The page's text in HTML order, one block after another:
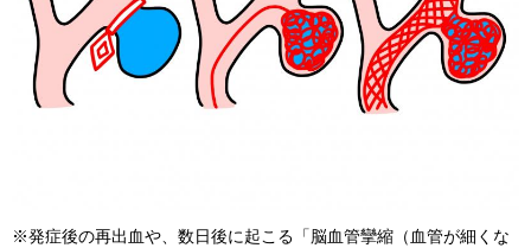
※発症後の再出血や、数日後に起こる「脳血管攣縮（血管が細くな